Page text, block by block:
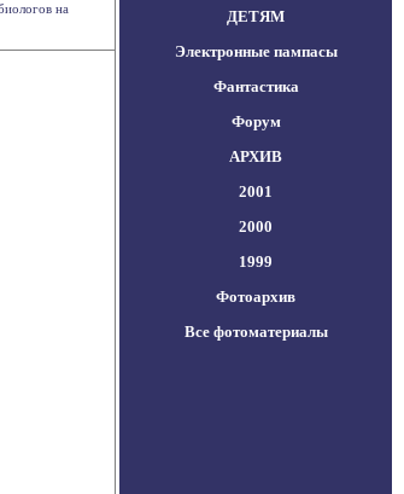
на
ДЕТЯМ
Электронные пампасы
Фантастика
Форум
АРХИВ
2001
2000
1999
Фотоархив
Все фотоматериалы